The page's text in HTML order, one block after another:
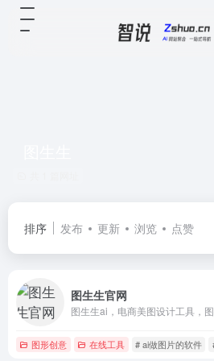
排序 发布 更新 浏览 点赞
图生生官网
图形创意 在线工具 # ai做图片的软件